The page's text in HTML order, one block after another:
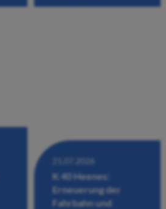
21.07.2026
K 40 Heenes:
Erneuerung der
Fahrbahn und